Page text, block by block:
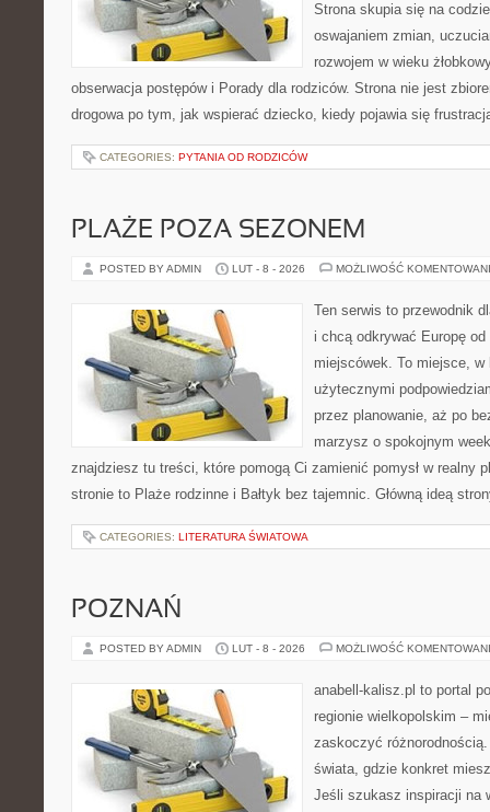
Strona skupia się na
oswajaniem zmian,
rozwojem w wieku
obserwacja postępów i Porady dla rodziców. Strona nie jest
drogowa po tym, jak wspierać dziecko, kiedy pojawia się
CATEGORIES: PYTANIA OD RODZICÓW
PLAŻE POZA SEZONEM
POSTED BY ADMIN LUT - 8 - 2026 MOŻLIWOŚĆ
Ten serwis to przewodnik
i chcą odkrywać Europę
miejscówek. To miejsce,
użytecznymi
przez planowanie, aż po
marzysz o spokojnym
znajdziesz tu treści, które pomogą Ci zamienić pomysł w realny
stronie to Plaże rodzinne i Bałtyk bez tajemnic. Główną ideą
CATEGORIES: LITERATURA ŚWIATOWA
POZNAŃ
POSTED BY ADMIN LUT - 8 - 2026 MOŻLIWOŚĆ
anabell-kalisz.pl to portal
regionie wielkopolskim –
zaskoczyć
świata, gdzie konkret
Jeśli szukasz inspiracji na